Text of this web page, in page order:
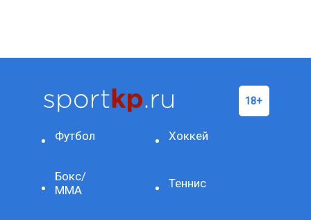
Футбол Хоккей
Бокс/
ММА
Теннис